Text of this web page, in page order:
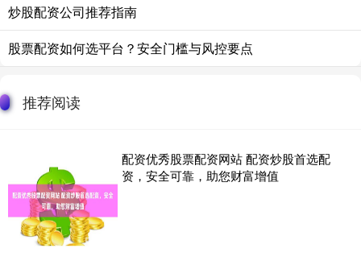
炒股配资公司推荐指南
股票配资如何选平台？安全门槛与风控要点
推荐阅读
配资优秀股票配资网站 配资炒股首选配
资，安全可靠，助您财富增值